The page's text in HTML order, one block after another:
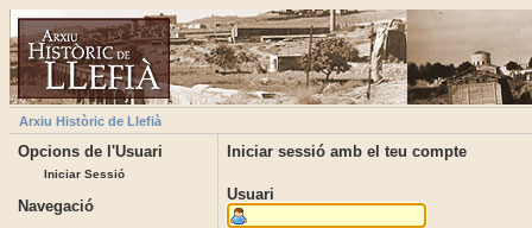
Arxiu Històric de Llefià
Opcions de l'Usuari
Iniciar Sessió
Navegació
Iniciar sessió amb el teu compte
Usuari